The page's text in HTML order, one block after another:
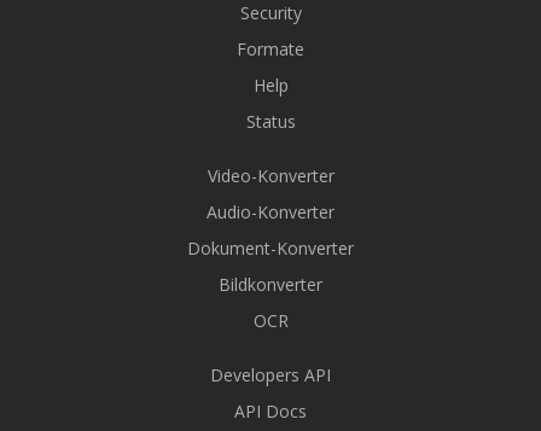
Security
Formate
Help
Status
Video-Konverter
Audio-Konverter
Dokument-Konverter
Bildkonverter
OCR
Developers API
API Docs